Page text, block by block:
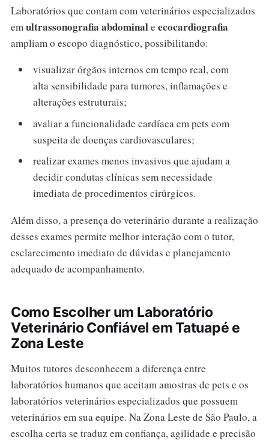
Laboratórios que contam com veterinários especializados
em ultrassonografia abdominale ecocardiografia
ampliam o escopo diagnóstico, possibilitando:
visualizar órgãos internos em tempo real, com
alta sensibilidade para tumores, inflamações e
alterações estruturais;
avaliar a funcionalidade cardíaca em pets com
suspeita de doenças cardiovasculares;
realizar exames menos invasivos que ajudam a
decidir condutas clínicas sem necessidade
imediata de procedimentos cirúrgicos.
Além disso, a presença do veterinário durante a realização
desses exames permite melhor interação com o tutor,
esclarecimento imediato de dúvidas e planejamento
adequado de acompanhamento.
Como Escolher um Laboratório
Veterinário Confiável em Tatuapé e
Zona Leste
Muitos tutores desconhecem a diferença entre
laboratórios humanos que aceitam amostras de pets e os
laboratórios veterinários especializados que possuem
veterinários em sua equipe. Na Zona Leste de São Paulo, a
escolha certa se traduz em confiança, agilidade e precisão